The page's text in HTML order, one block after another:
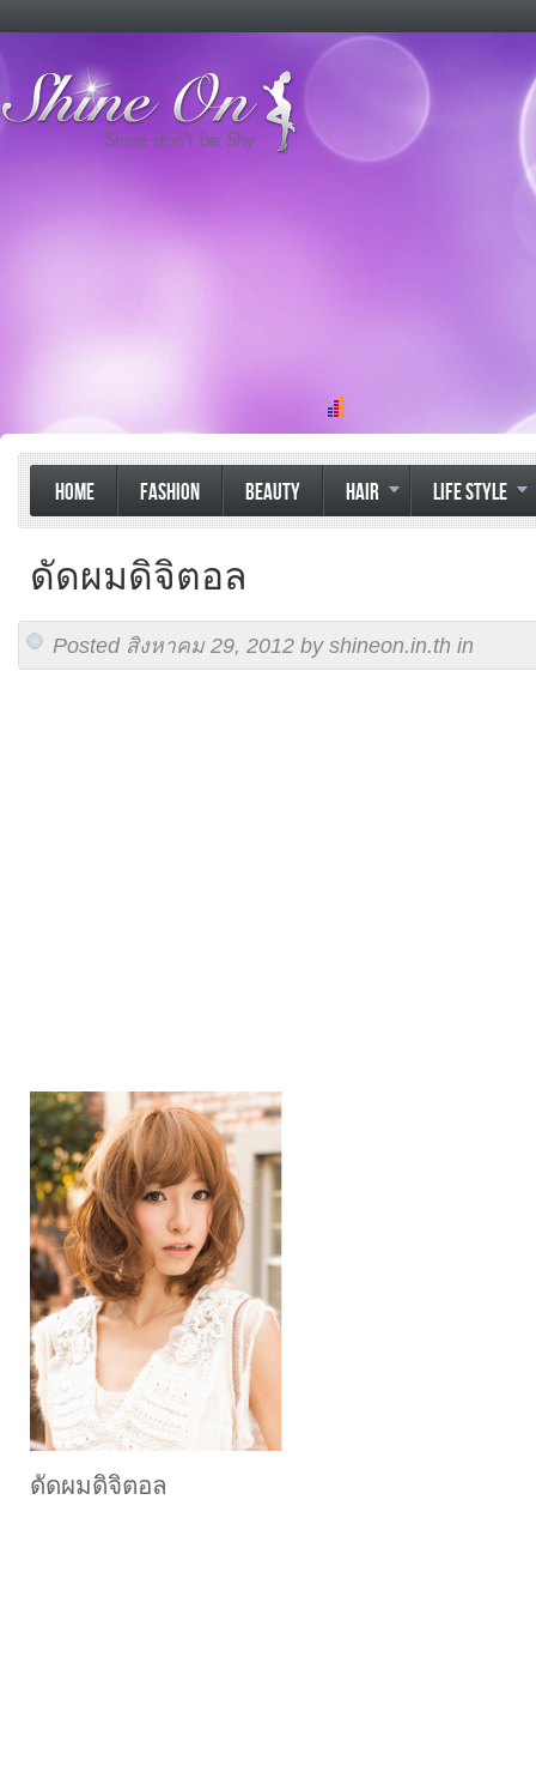
HOME FASHION BEAUTY HAIR LIFE STYLE
ดัดผมดิจิตอล
Posted สิงหาคม 29, 2012 by shineon.in.th in
ดัดผมดิจิตอล